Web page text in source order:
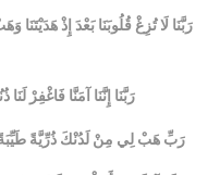
رَبَّنَا لَا تُزِغْ قُلُوبَنَا بَعْدَ إِذْ
رَبَّنَا إِنَّنَا آمَنَّا فَاغْفِرْ لَنَا
رَبِّ هَبْ لِي مِنْ لَدُنْكَ ذُرِّيَّةً طَيِّبَةً